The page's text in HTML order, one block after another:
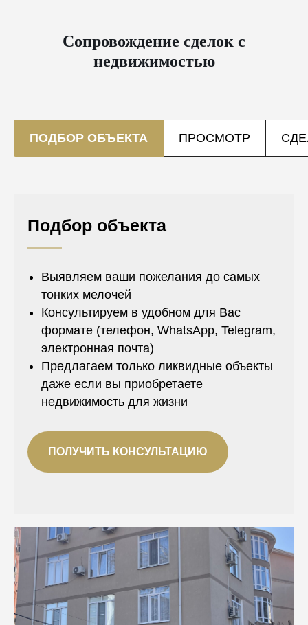
Сопровождение сделок с
недвижимостью
ПОДБОР ОБЪЕКТА ПРОСМОТР
Подбор объекта
Выявляем ваши пожелания до самых
тонких мелочей
Консультируем в удобном для Вас
формате (телефон, WhatsApp, Telegram,
электронная почта)
Предлагаем только ликвидные объекты
даже если вы приобретаете
недвижимость для жизни
ПОЛУЧИТЬ КОНСУЛЬТАЦИЮ